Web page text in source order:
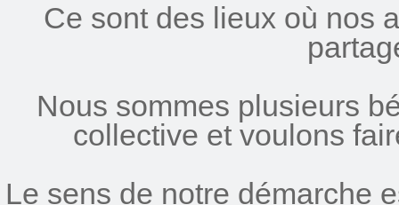
Ce sont des lieux où nos
Nous sommes plusieurs
collective et voulons
Le sens de notre démarche